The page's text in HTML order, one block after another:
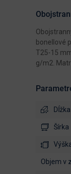
bonellové
T25-15
g/m2.
Dĺžka
Šírka
objem